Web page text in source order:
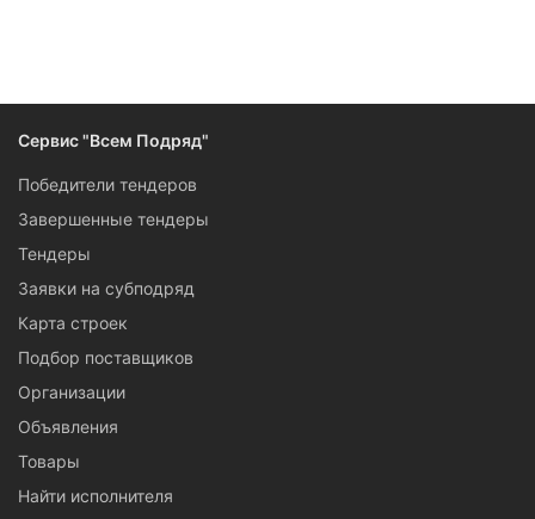
Сервис "Всем Подряд"
Победители тендеров
Завершенные тендеры
Тендеры
Заявки на субподряд
Карта строек
Подбор поставщиков
Организации
Объявления
Товары
Найти исполнителя